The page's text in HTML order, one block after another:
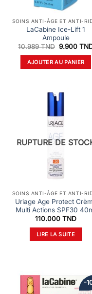
LaCabine Ice-Lift 1
Ampoule
10.989TND Le
initial
était :
10.989
9.900
AJOUTER AU PANIER
RUPTURE DE
Uriage Age Protect
Multi Actions SPF30
110.000 TND
LIRE LA SUITE
-